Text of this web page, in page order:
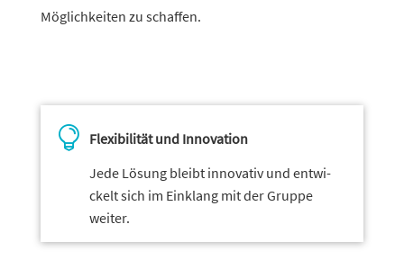
Möglichkeiten zu schaffen.
 Flexibilität und Innovation
Jede Lösung bleibt inno­vativ und entwi­
ckelt sich im Einklang mit der Gruppe
weiter.